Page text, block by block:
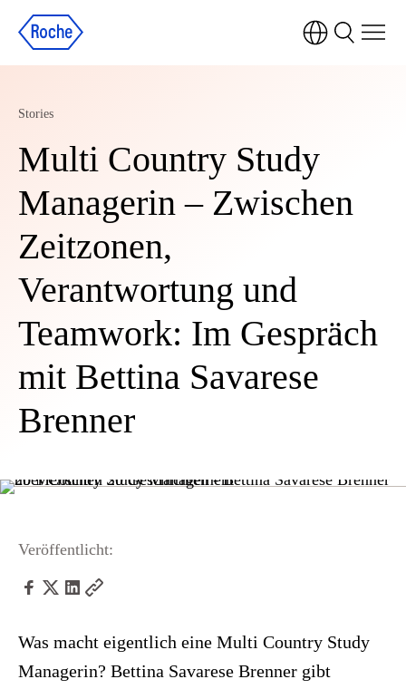
Stories
Multi Country Study
Managerin – Zwischen
Zeitzonen,
Verantwortung und
Teamwork: Im Gespräch
mit Bettina Savarese
Brenner
Veröffentlicht:
Was macht eigentlich eine Multi Country Study
Managerin? Bettina Savarese Brenner gibt